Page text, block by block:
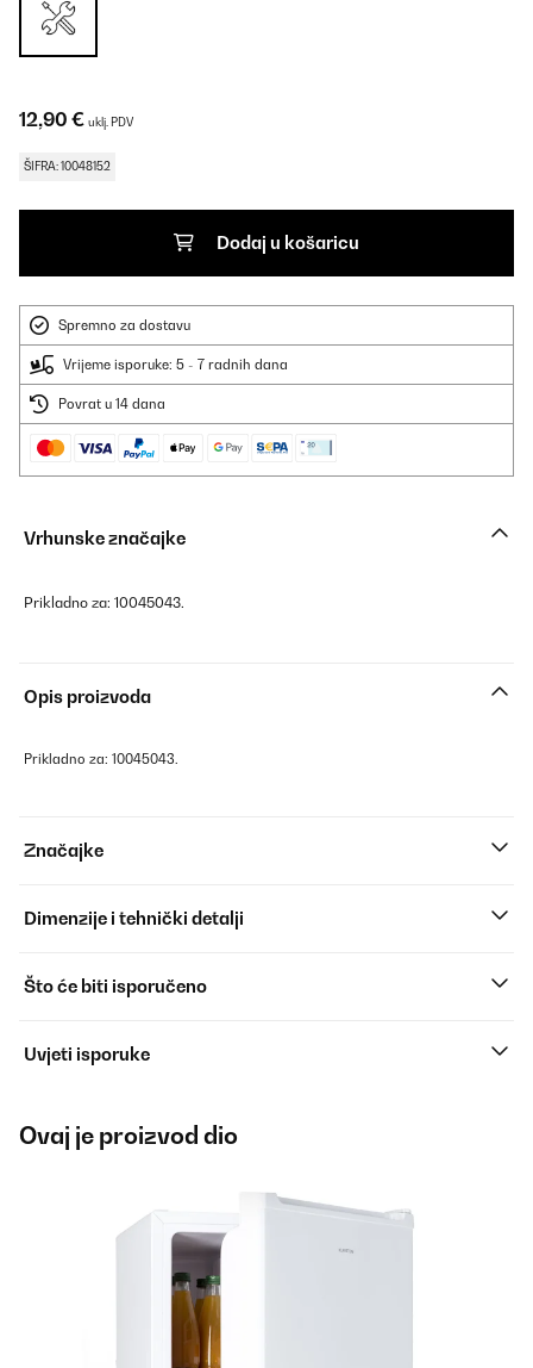
12,90 € uklj. PDV
ŠIFRA: 10048152
Dodaj u košaricu
Spremno za dostavu
Vrijeme isporuke: 5 - 7 radnih dana
Povrat u 14 dana
Vrhunske značajke
Prikladno za: 10045043.
Opis proizvoda
Prikladno za: 10045043.
Značajke
Dimenzije i tehnički detalji
Što će biti isporučeno
Uvjeti isporuke
Ovaj je proizvod dio